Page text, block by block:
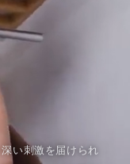
い刺激を届けられ